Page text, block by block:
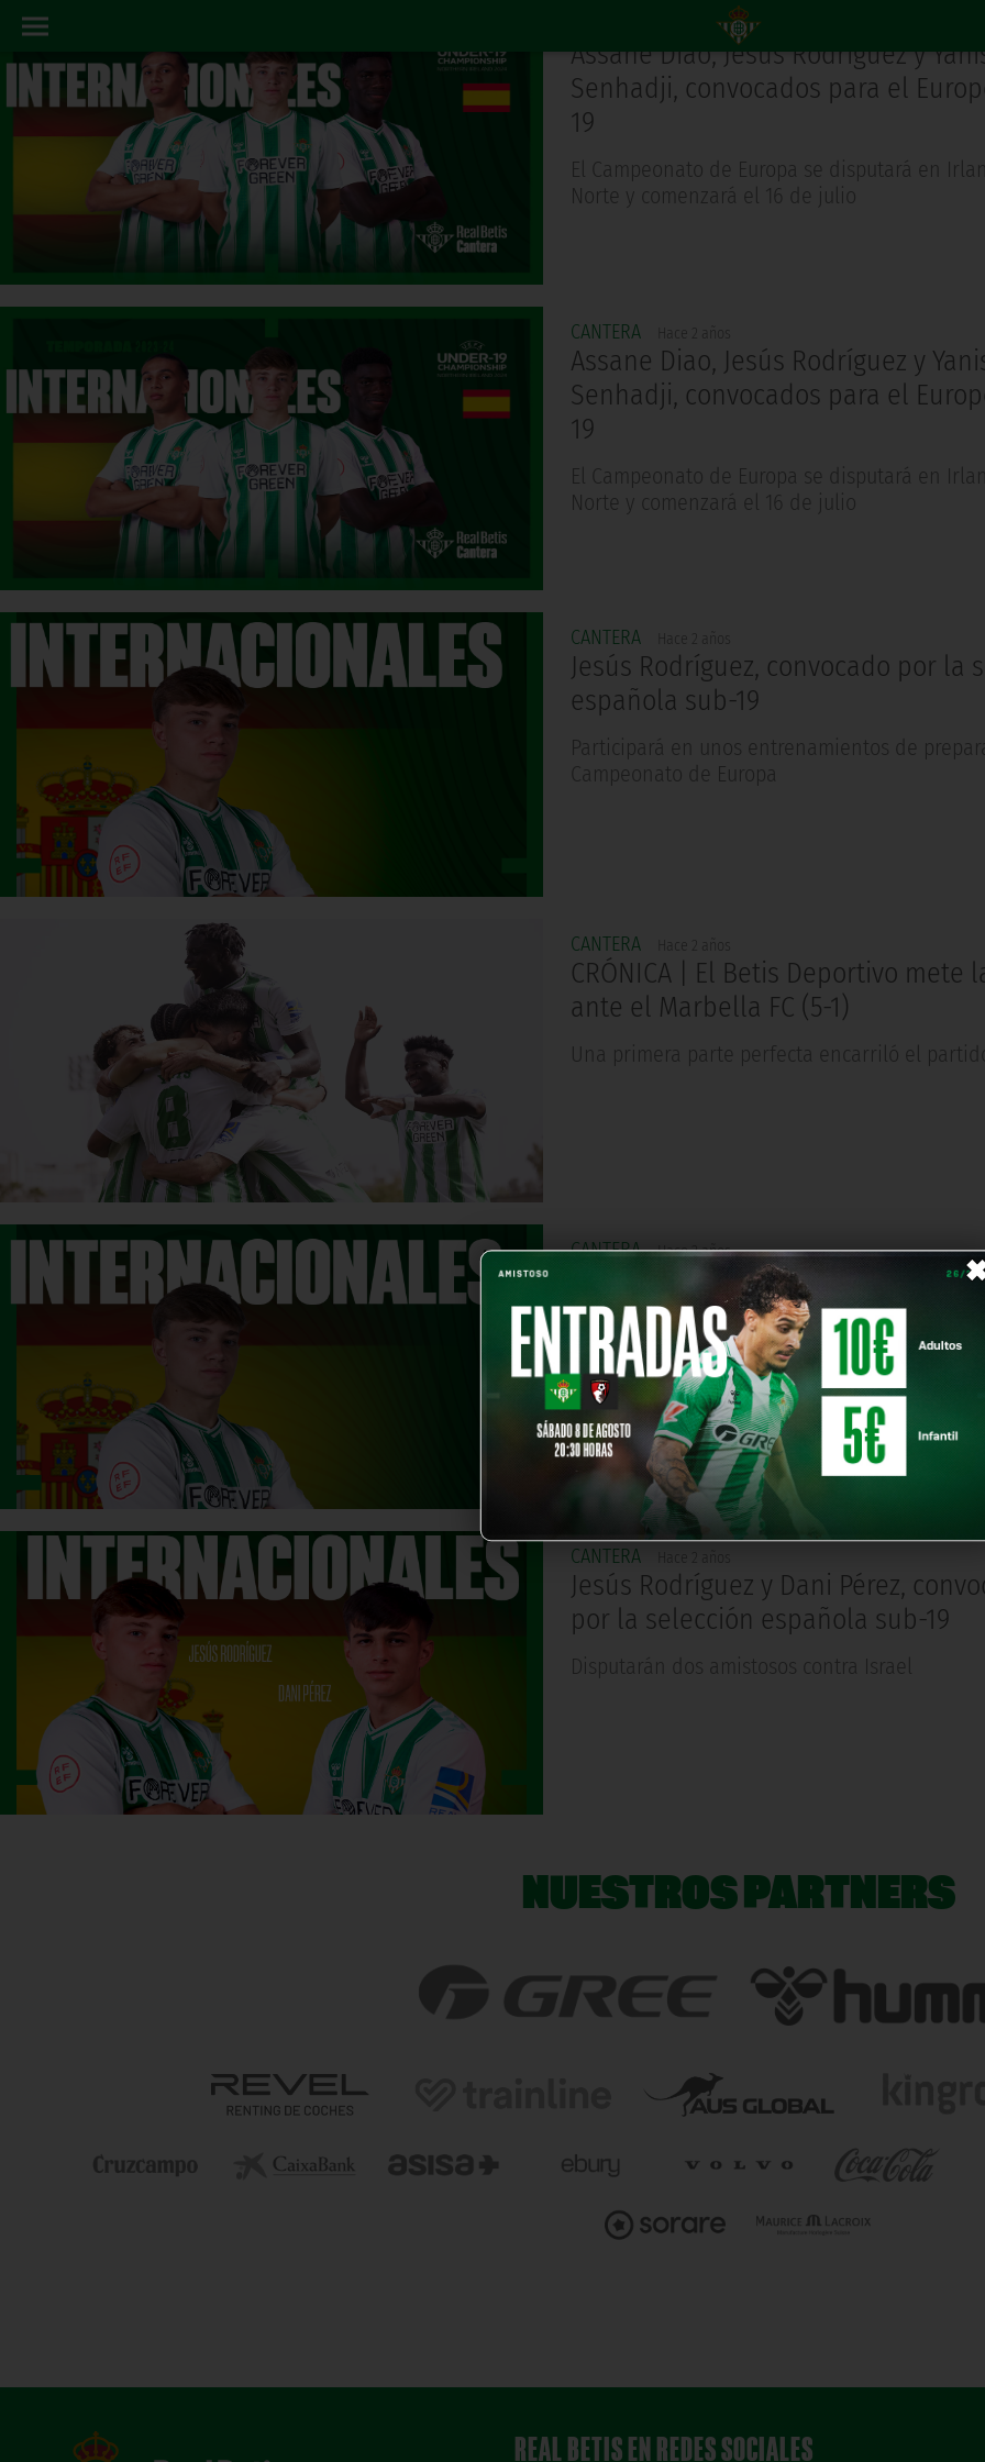
×
BOLETÍN HELIÓPOLIS Hace 2 años
Assane Diao, Jesús Rodríguez y
Senhadji, convocados para el
19
El Campeonato de Europa se disputará en
Norte y comenzará el 16 de julio
CANTERA Hace 2 años
Assane Diao, Jesús Rodríguez y
Senhadji, convocados para el
19
El Campeonato de Europa se disputará en
Norte y comenzará el 16 de julio
CANTERA Hace 2 años
Jesús Rodríguez, convocado por la
española sub-19
Participará en unos entrenamientos de
Campeonato de Europa
CANTERA Hace 2 años
CRÓNICA | El Betis Deportivo mete
ante el Marbella FC (5-1)
Una primera parte perfecta encarriló el
CANTERA Hace 2 años
Jesús Rodríguez, convocado por la
española sub-19
Disputará dos amistosos contra Noruega
CANTERA
Jesús Rodríguez y Dani Pérez,
por la selección española sub-19
Disputarán dos amistosos contra Israel
NUESTROS PARTNERS
REAL BETIS EN REDES SOCIALES